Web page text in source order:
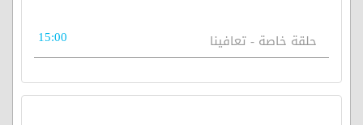
حلقة خاصة - تعافينا 15:00